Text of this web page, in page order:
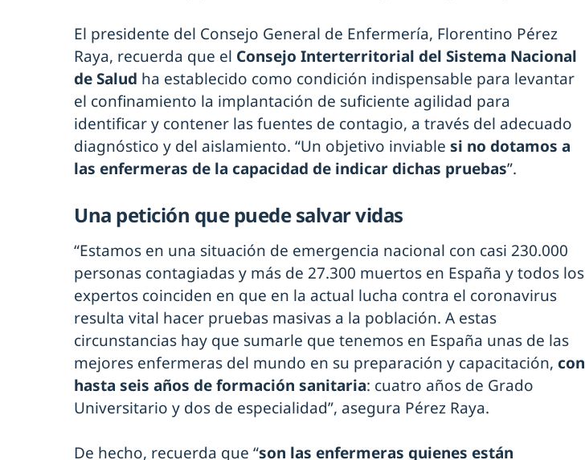
El presidente del Consejo General de Enfermería, Florentino Pérez
Raya, recuerda que el Consejo Interterritorial del Sistema Nacional
de Salud ha establecido como condición indispensable para levantar
el confinamiento la implantación de suficiente agilidad para
identificar y contener las fuentes de contagio, a través del adecuado
diagnóstico y del aislamiento. “Un objetivo inviable si no dotamos a
las enfermeras de la capacidad de indicar dichas pruebas”.
Una petición que puede salvar vidas
“Estamos en una situación de emergencia nacional con casi 230.000
personas contagiadas y más de 27.300 muertos en España y todos los
expertos coinciden en que en la actual lucha contra el coronavirus
resulta vital hacer pruebas masivas a la población. A estas
circunstancias hay que sumarle que tenemos en España unas de las
mejores enfermeras del mundo en su preparación y capacitación, con
hasta seis años de formación sanitaria: cuatro años de Grado
Universitario y dos de especialidad”, asegura Pérez Raya.
De hecho, recuerda que “son las enfermeras quienes están